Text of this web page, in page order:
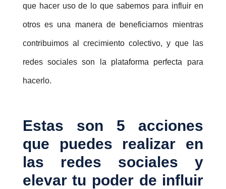
que hacer uso de lo que sabemos para influir en
otros es una manera de beneficiarnos mientras
contribuimos al crecimiento colectivo, y que las
redes sociales son la plataforma perfecta para
hacerlo.
Estas son 5 acciones
que puedes realizar en
las redes sociales y
elevar tu poder de influir